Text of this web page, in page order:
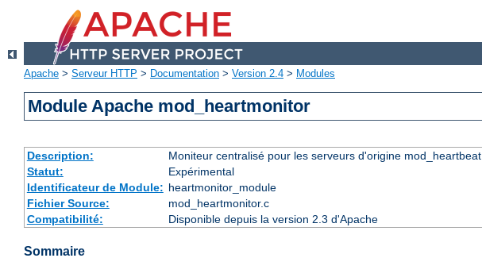
Apache > Serveur HTTP > Documentation > Version 2.4 > Modules
Module Apache mod_heartmonitor
Description:
Moniteur centralisé pour les serveurs d'origine mod_heartbeat
Statut:
Expérimental
Identificateur de Module: heartmonitor_module
Fichier Source:
mod_heartmonitor.c
Compatibilité:
Disponible depuis la version 2.3 d'Apache
Sommaire